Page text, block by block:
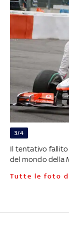
3/4
Il tentativo fallito
del mondo della
Tutte le foto